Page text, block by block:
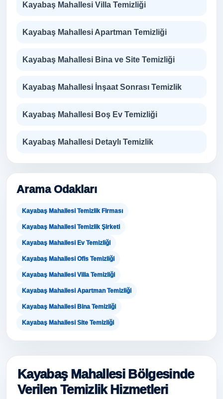
Kayabaş Mahallesi Villa Temizliği
Kayabaş Mahallesi Apartman Temizliği
Kayabaş Mahallesi Bina ve Site Temizliği
Kayabaş Mahallesi İnşaat Sonrası Temizlik
Kayabaş Mahallesi Boş Ev Temizliği
Kayabaş Mahallesi Detaylı Temizlik
Arama Odakları
Kayabaş Mahallesi Temizlik Firması
Kayabaş Mahallesi Temizlik Şirketi
Kayabaş Mahallesi Ev Temizliği
Kayabaş Mahallesi Ofis Temizliği
Kayabaş Mahallesi Villa Temizliği
Kayabaş Mahallesi Apartman Temizliği
Kayabaş Mahallesi Bina Temizliği
Kayabaş Mahallesi Site Temizliği
Kayabaş Mahallesi Bölgesinde
Verilen Temizlik Hizmetleri